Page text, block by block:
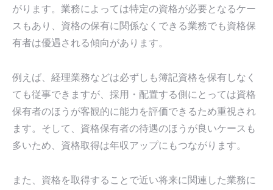
がります。業務によっては特定の資格が必要となるケー
スもあり、資格の保有に関係なくできる業務でも資格保
有者は優遇される傾向があります。
例えば、経理業務などは必ずしも簿記資格を保有しなく
ても従事できますが、採用・配置する側にとっては資格
保有者のほうが客観的に能力を評価できるため重視され
ます。そして、資格保有者の待遇のほうが良いケースも
多いため、資格取得は年収アップにもつながります。
また、資格を取得することで近い将来に関連した業務に